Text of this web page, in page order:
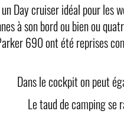
Day cruiser idéal pour les
à son bord ou bien ou
690 ont été reprises
Dans le cockpit on peut
Le taud de camping se